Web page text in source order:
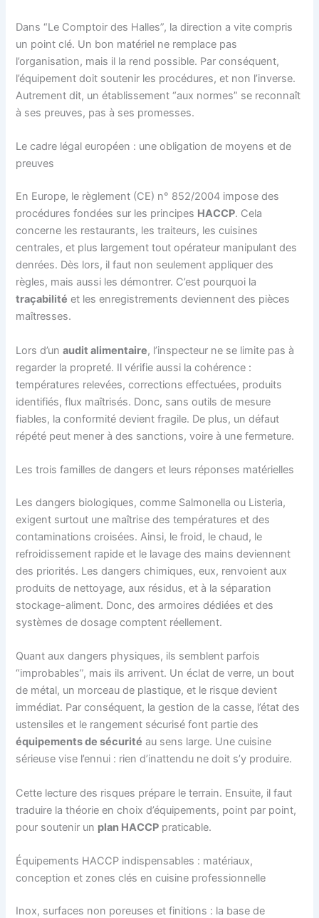
Dans “Le Comptoir des Halles”, la direction a vite compris
un point clé. Un bon matériel ne remplace pas
l’organisation, mais il la rend possible. Par conséquent,
l’équipement doit soutenir les procédures, et non l’inverse.
Autrement dit, un établissement “aux normes” se reconnaît
à ses preuves, pas à ses promesses.
Le cadre légal européen : une obligation de moyens et de
preuves
En Europe, le règlement (CE) n° 852/2004 impose des
procédures fondées sur les principes HACCP. Cela
concerne les restaurants, les traiteurs, les cuisines
centrales, et plus largement tout opérateur manipulant des
denrées. Dès lors, il faut non seulement appliquer des
règles, mais aussi les démontrer. C’est pourquoi la
traçabilité et les enregistrements deviennent des pièces
maîtresses.
Lors d’unaudit alimentaire, l’inspecteur ne se limite pas à
regarder la propreté. Il vérifie aussi la cohérence :
températures relevées, corrections effectuées, produits
identifiés, flux maîtrisés. Donc, sans outils de mesure
fiables, la conformité devient fragile. De plus, un défaut
répété peut mener à des sanctions, voire à une fermeture.
Les trois familles de dangers et leurs réponses matérielles
Les dangers biologiques, comme Salmonella ou Listeria,
exigent surtout une maîtrise des températures et des
contaminations croisées. Ainsi, le froid, le chaud, le
refroidissement rapide et le lavage des mains deviennent
des priorités. Les dangers chimiques, eux, renvoient aux
produits de nettoyage, aux résidus, et à la séparation
stockage-aliment. Donc, des armoires dédiées et des
systèmes de dosage comptent réellement.
Quant aux dangers physiques, ils semblent parfois
“improbables”, mais ils arrivent. Un éclat de verre, un bout
de métal, un morceau de plastique, et le risque devient
immédiat. Par conséquent, la gestion de la casse, l’état des
ustensiles et le rangement sécurisé font partie des
équipements de sécurité au sens large. Une cuisine
sérieuse vise l’ennui : rien d’inattendu ne doit s’y produire.
Cette lecture des risques prépare le terrain. Ensuite, il faut
traduire la théorie en choix d’équipements, point par point,
pour soutenir un plan HACCP praticable.
Équipements HACCP indispensables : matériaux,
conception et zones clés en cuisine professionnelle
Inox, surfaces non poreuses et finitions : la base de